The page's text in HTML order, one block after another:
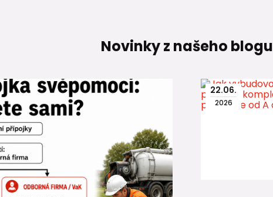
Novinky z našeho blogu
22.06.
2026